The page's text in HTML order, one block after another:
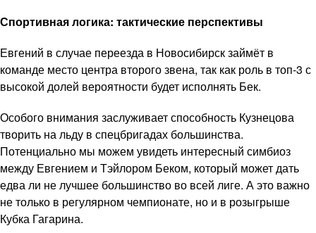
Спортивная логика: тактические перспективы
Евгений в случае переезда в Новосибирск займёт в
команде место центра второго звена, так как роль в топ-3 с
высокой долей вероятности будет исполнять Бек.
Особого внимания заслуживает способность Кузнецова
творить на льду в спецбригадах большинства.
Потенциально мы можем увидеть интересный симбиоз
между Евгением и Тэйлором Беком, который может дать
едва ли не лучшее большинство во всей лиге. А это важно
не только в регулярном чемпионате, но и в розыгрыше
Кубка Гагарина.